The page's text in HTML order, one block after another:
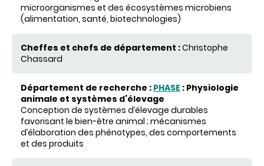
microorganismes et des écosystèmes microbiens
(alimentation, santé, biotechnologies)
Christophe
Chassard
PHASE : Physiologie
animale et systèmes d’élevage
Conception de systèmes d’élevage durables
favorisant le bien-être animal ; mécanismes
d’élaboration des phénotypes, des comportements
et des produits